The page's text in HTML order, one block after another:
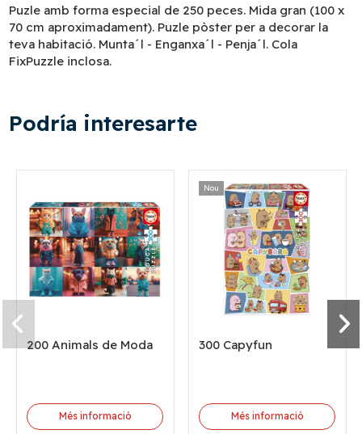
Puzle amb forma especial de 250 peces. Mida gran (100 x
70 cm aproximadament). Puzle pòster per a decorar la
teva habitació. Munta´l - Enganxa´l - Penja´l. Cola
FixPuzzle inclosa.
Podría interesarte
200 Animals de Moda
Més informació
Nou
300 Capyfun
Més informació